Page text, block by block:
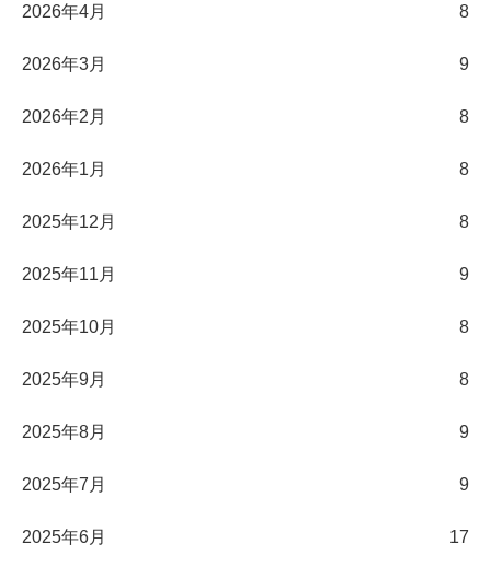
2026年4月 8
2026年3月 9
2026年2月 8
2026年1月 8
2025年12月 8
2025年11月 9
2025年10月 8
2025年9月 8
2025年8月 9
2025年7月 9
2025年6月 17